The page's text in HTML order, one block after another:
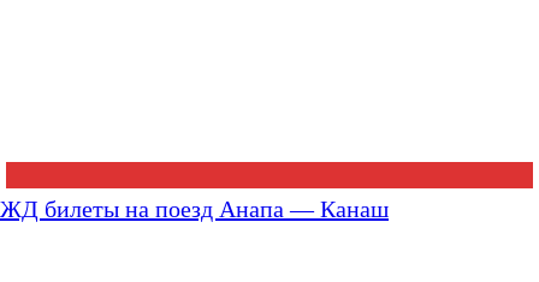
ЖД билеты на поезд Анапа — Канаш